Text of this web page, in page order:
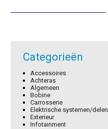
was:
is:
Categorieën
Accessoires
Achteras
Algemeen
Bobine
Carrosserie
Elektrische systemen/delen
Exterieur
Infotainment